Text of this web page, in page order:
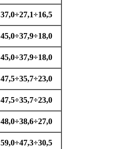
37,0÷27,1÷16,5
45,0÷37,9÷18,0
45,0÷37,9÷18,0
47,5÷35,7÷23,0
47,5÷35,7÷23,0
48,0÷38,6÷27,0
59,0÷47,3÷30,5